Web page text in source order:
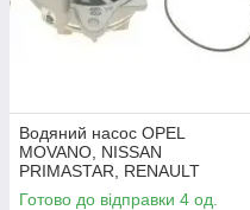
Водяний насос OPEL
MOVANO, NISSAN
PRIMASTAR, RENAULT
TRAFIC, SAMKO (WP0596)
Готово до відправки 4 од.